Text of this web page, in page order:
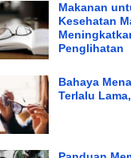
Makanan
Kesehatan
Penglihatan
Bahaya
Terlalu